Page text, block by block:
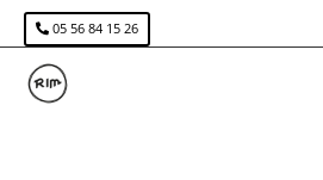
05 56 84 15 26